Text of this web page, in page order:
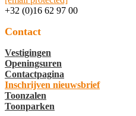
+32 (0)16 62 97 00
Contact
Vestigingen
Openingsuren
Contactpagina
Inschrijven nieuwsbrief
Toonzalen
Toonparken